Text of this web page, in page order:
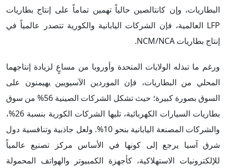
البطاريات، وإن كانتالصين حالياً تهمين تماماً على إنتاج بطاريات
LFP العالمية، فإن الشركات اليابانية والكورية تتصدر عالمياً في
إنتاج بطاريات NCM/NCA.
ورغم ما تبذله الولايات المتحدة وأوروبا من مساعٍ لزيادة إنتاجهما
المحلي من البطاريات، فإن الموردين الآسيويين يهيمنون على
السوق بصورة كبيرة؛ حيث تشكل الشركات الصينية 56% من سوق
بطاريات السيارات الكهربائية، تليها الشركات الكورية بنسبة 26%،
والشركات المصنعة اليابانية بنحو 10%. ولعل جاذبية وتنافسية دول
شرق آسيا يرجع إلى كونها في الأساس مركز تصنيع عالمياً
للإلكترونيات الاستهلاكية، كأجهزة الكمبيوتر والهواتف المحمولة